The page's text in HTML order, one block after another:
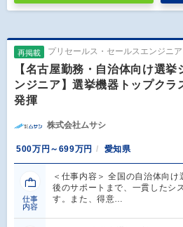
再掲載 プリセールス・セールスエンジニア
【名古屋勤務・自治体向け選
ンジニア】選挙機器トップクラ
発揮
株式会社ムサシ
500万円～699万円 愛知県
仕事
内容
＜仕事内容＞ 全国の自治体向け
後のサポートまで、一貫したシ
す。また、得意…